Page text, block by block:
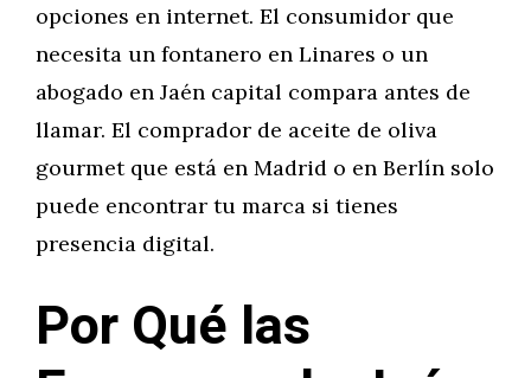
opciones en internet. El consumidor que
necesita un fontanero en Linares o un
abogado en Jaén capital compara antes de
llamar. El comprador de aceite de oliva
gourmet que está en Madrid o en Berlín solo
puede encontrar tu marca si tienes
presencia digital.
Por Qué las